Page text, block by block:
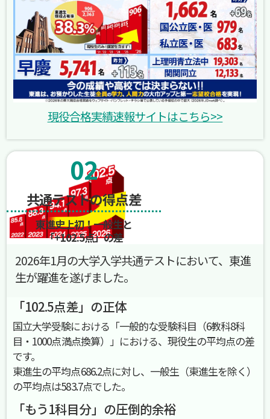
現役合格実績速報サイトはこちら>>
02
共通テストの得点差
東進史上初！一般生と
「+102.5点」の差
2026年1月の大学入学共通テストにおいて、東進
生が躍進を遂げました。
「102.5点差」の正体
国立大学受験における「一般的な受験科目（6教科8科
目・1000点満点換算）」における、現役生の平均点の差
です。
東進生の平均点686.2点に対し、一般生（東進生を除く）
の平均点は583.7点でした。
「もう1科目分」の圧倒的余裕